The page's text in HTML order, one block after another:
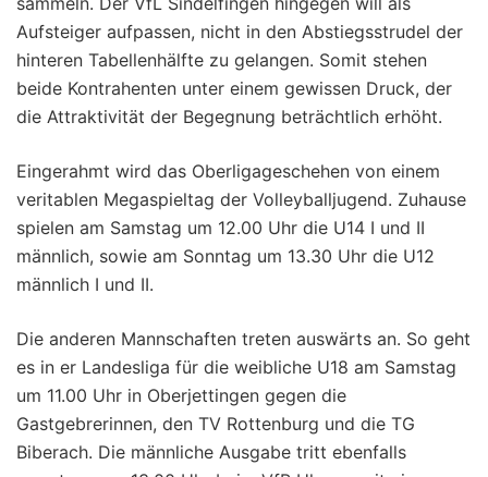
Aufsteiger aufpassen, nicht in den Abstiegsstrudel der
hinteren Tabellenhälfte zu gelangen. Somit stehen
beide Kontrahenten unter einem gewissen Druck, der
die Attraktivität der Begegnung beträchtlich erhöht.
Eingerahmt wird das Oberligageschehen von einem
veritablen Megaspieltag der Volleyballjugend. Zuhause
spielen am Samstag um 12.00 Uhr die U14 I und II
männlich, sowie am Sonntag um 13.30 Uhr die U12
männlich I und II.
Die anderen Mannschaften treten auswärts an. So geht
es in er Landesliga für die weibliche U18 am Samstag
um 11.00 Uhr in Oberjettingen gegen die
Gastgebrerinnen, den TV Rottenburg und die TG
Biberach. Die männliche Ausgabe tritt ebenfalls